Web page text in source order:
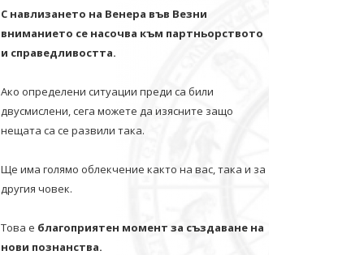
С навлизането на Венера във Везни
вниманието се насочва към партньорството
и справедливостта.
Ако определени ситуации преди са били
двусмислени, сега можете да изясните защо
нещата са се развили така.
Ще има голямо облекчение както на вас, така и за
другия човек.
Това е благоприятен момент за създаване на
нови познанства.